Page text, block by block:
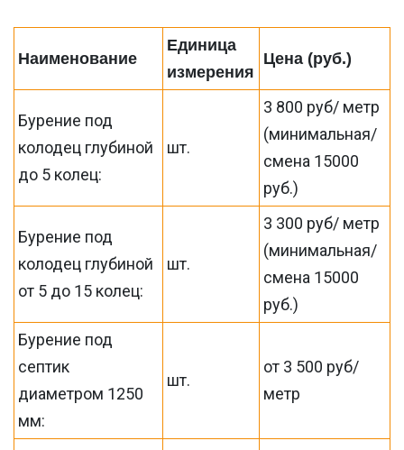
Наименование
Единица
измерения
Цена (руб.)
Бурение под
колодец глубиной
до 5 колец:
шт.
3 800 руб/ метр
(минимальная/
смена 15000
руб.)
Бурение под
колодец глубиной
от 5 до 15 колец:
шт.
3 300 руб/ метр
(минимальная/
смена 15000
руб.)
Бурение под
септик
диаметром 1250
мм:
шт.
от 3 500 руб/
метр